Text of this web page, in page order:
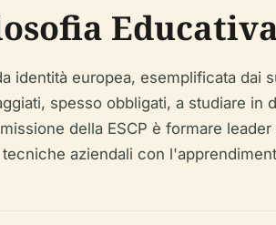
identità europea, esemplificata
spesso obbligati, a studiare
della ESCP è formare
aziendali con